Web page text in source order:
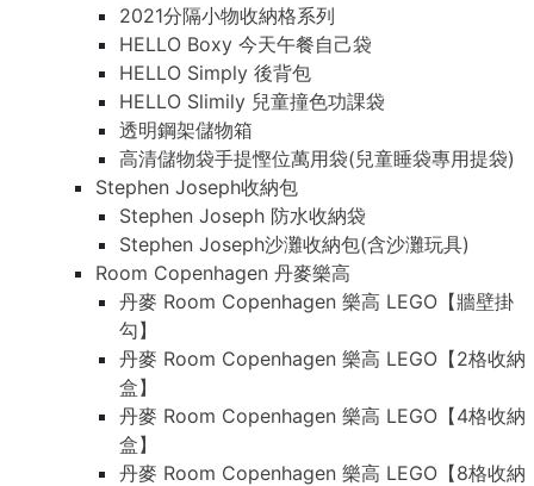
2021分隔小物收納格系列
HELLO Boxy 今天午餐自己袋
HELLO Simply 後背包
HELLO Slimily 兒童撞色功課袋
透明鋼架儲物箱
高清儲物袋手提慳位萬用袋(兒童睡袋專用提袋)
Stephen Joseph收納包
Stephen Joseph 防水收納袋
Stephen Joseph沙灘收納包(含沙灘玩具)
Room Copenhagen 丹麥樂高
丹麥 Room Copenhagen 樂高 LEGO【牆壁掛
勾】
丹麥 Room Copenhagen 樂高 LEGO【2格收納
盒】
丹麥 Room Copenhagen 樂高 LEGO【4格收納
盒】
丹麥 Room Copenhagen 樂高 LEGO【8格收納